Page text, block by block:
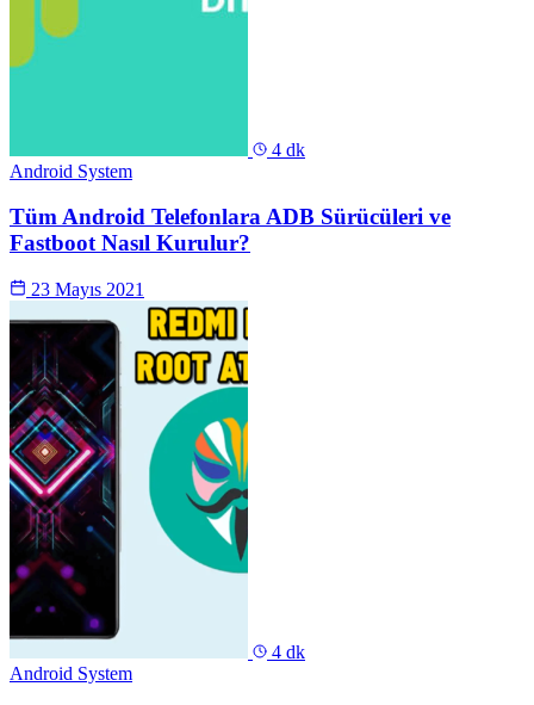
4 dk
Android System
Tüm Android Telefonlara ADB Sürücüleri ve
Fastboot Nasıl Kurulur?
23 Mayıs 2021
4 dk
Android System